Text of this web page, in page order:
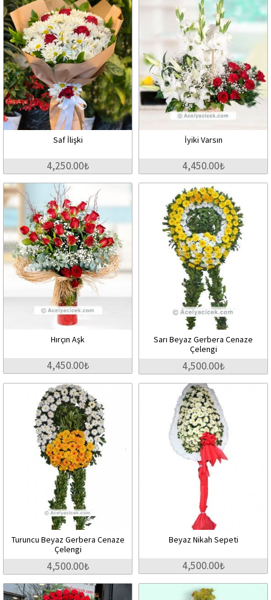
Saf İlişki
4,250.00₺
İyiki Varsın
4,450.00₺
Hırçın Aşk
4,450.00₺
Sarı Beyaz Gerbera Cenaze
Çelengi
4,500.00₺
Turuncu Beyaz Gerbera Cenaze
Çelengi
4,500.00₺
Beyaz Nikah Sepeti
4,500.00₺